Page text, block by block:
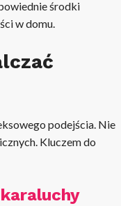
środki
w domu.
podejścia. Nie
Kluczem do
karaluchy